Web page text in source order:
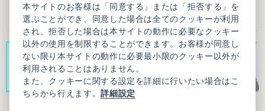
本サイトのお客様は「同意する」または「拒否する」を
選ぶことができ、同意した場合は全てのクッキーが利用
され、拒否した場合は本サイトの動作に必要なクッキー
以外の使用を制限することができます。お客様が同意し
ない限り本サイトの動作に必要最小限のクッキー以外が
利用されることはありません。
また、クッキーに関する設定を詳細に行いたい場合はこ
ちらから行えます。詳細設定